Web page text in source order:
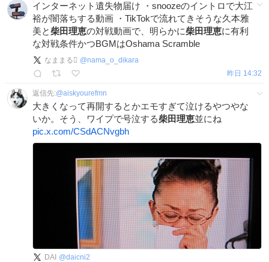
インターネット遺失物届け ・snoozeのイントロで大江
裕が闇落ちする動画 ・TikTokで流れてきそうな久本雅
美と柴田理恵の対戦動画で、明らかに柴田理恵に有利
な対戦条件かつBGMはOshama Scramble
なままる🛘 @nama_o_dikara
昨日 14:32
返信先:@aiskyourefmn
大きくなって再開するとかエモすぎて泣けるやつやな
いか。そう、ワイプで号泣する柴田理恵並にね
pic.x.com/CSdACNvgbh
DAI @daicni2